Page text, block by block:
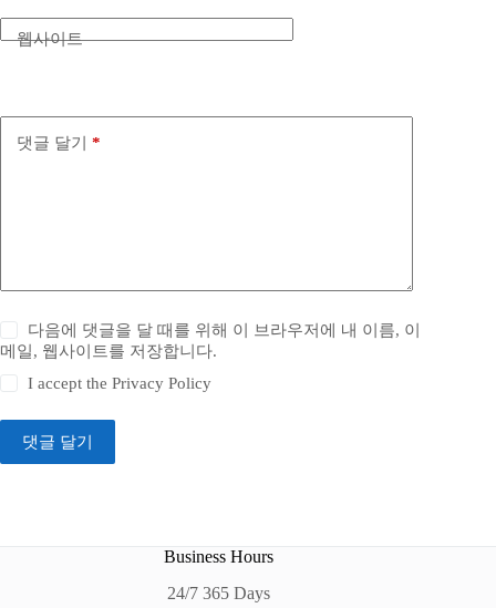
웹사이트
댓글 달기 *
다음에 댓글을 달 때를 위해 이 브라우저에 내 이름, 이
메일, 웹사이트를 저장합니다.
I accept thePrivacy Policy
댓글 달기
Business Hours
24/7 365 Days